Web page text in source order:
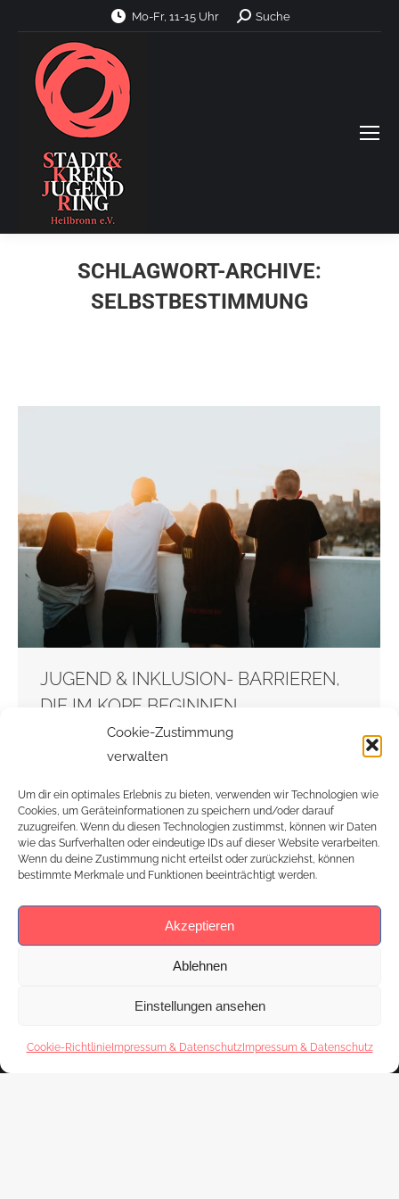
Cookie-Zustimmung
verwalten
Um dir ein optimales Erlebnis zu bieten, verwenden wir Technologien wie
Cookies, um Geräteinformationen zu speichern und/oder darauf
zuzugreifen. Wenn du diesen Technologien zustimmst, können wir Daten
wie das Surfverhalten oder eindeutige IDs auf dieser Website verarbeiten.
Wenn du deine Zustimmung nicht erteilst oder zurückziehst, können
bestimmte Merkmale und Funktionen beeinträchtigt werden.
Akzeptieren
Ablehnen
Einstellungen ansehen
Cookie-RichtlinieImpressum & DatenschutzImpressum & Datenschutz
Mo-Fr, 11-15 Uhr Search:
Suche
SCHLAGWORT-ARCHIVE:
SELBSTBESTIMMUNG
JUGEND & INKLUSION- BARRIEREN,
DIE IM KOPF BEGINNEN
AntidiskriminierungsstelleHN , Beratung
Jugendverbandsarbeit
Jugend & Inklusion – ein hochaktuelles und
wichtiges Thema. Erfahre jetzt mehr darüber!